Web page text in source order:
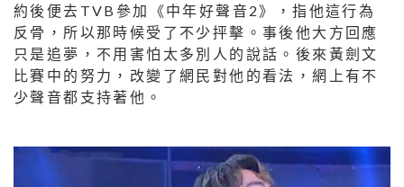
約後便去 TVB 參加《中年好聲音2》，指他這行為
反骨，所以那時候受了不少抨擊。事後他大方回應
只是追夢，不用害怕太多別人的說話。後來黃劍文
比賽中的努力，改變了網民對他的看法，網上有不
少聲音都支持著他。